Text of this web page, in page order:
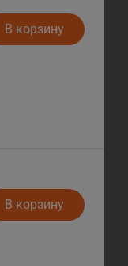
В корзину
В корзину